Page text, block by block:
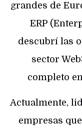
grandes de
ERP
descubrí las
sector
completo
Actualmente,
empresas